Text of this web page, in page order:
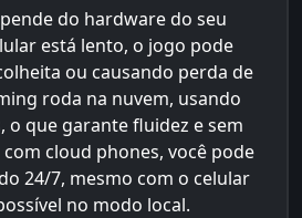
do hardware do seu
está lento, o jogo pode
ou causando perda de
roda na nuvem, usando
o que garante fluidez e sem
cloud phones, você pode
24/7, mesmo com o celular
no modo local.